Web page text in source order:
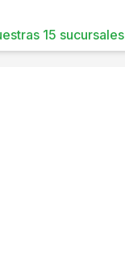
15 sucursales